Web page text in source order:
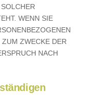
WENN SIE
ZWECKE DER
NACH